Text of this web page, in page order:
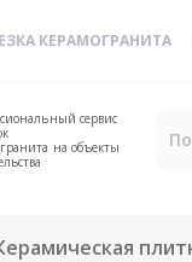
КЕРАМОГРАНИТА
сервис
на объекты
меню